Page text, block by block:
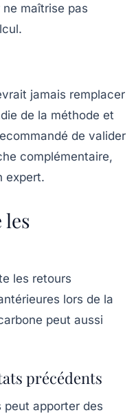
ne maîtrise pas
jamais remplacer
de la méthode et
de valider
complémentaire,
expert.
les
les retours
lors de la
peut aussi
précédents
peut apporter des